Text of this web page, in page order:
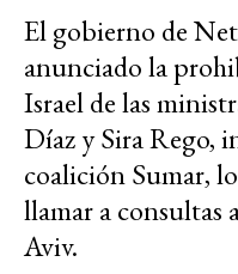
El gobierno de
anunciado la
Israel de las
Díaz y Sira Rego,
coalición Sumar,
llamar a consultas
Aviv.